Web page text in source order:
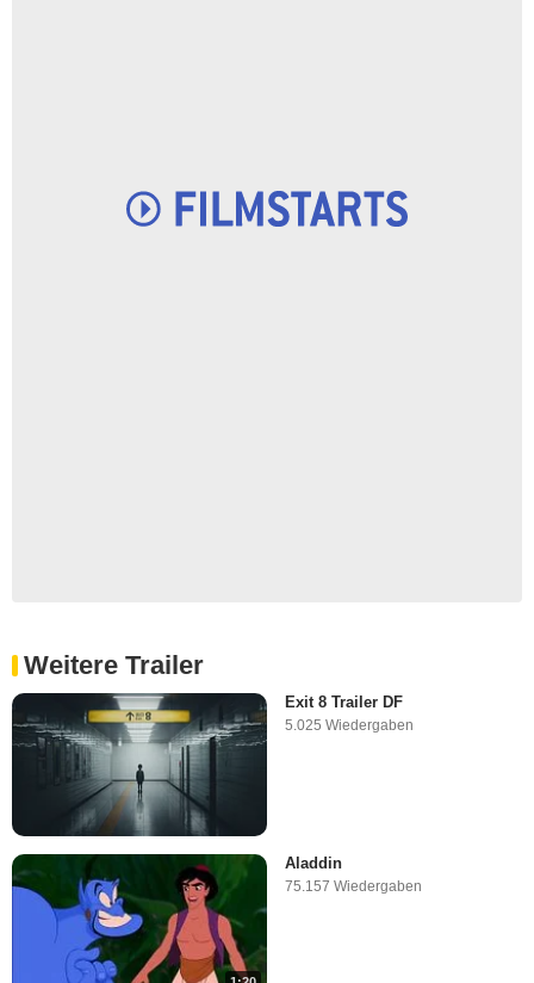
Weitere Trailer
Exit 8 Trailer DF
5.025 Wiedergaben
Aladdin
75.157 Wiedergaben